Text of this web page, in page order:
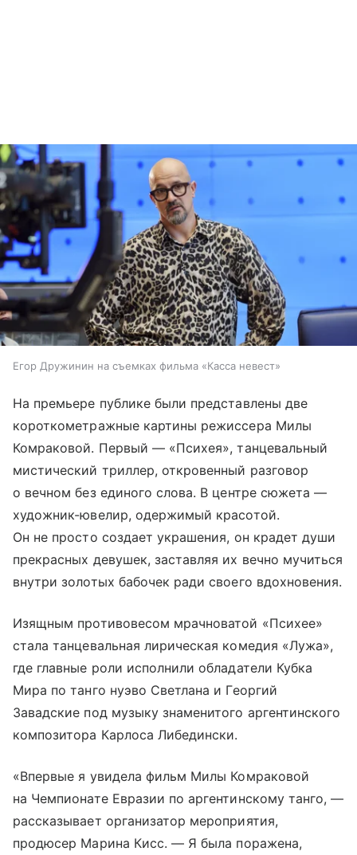
Егор Дружинин на съемках фильма «Касса невест»
На премьере публике были представлены две
короткометражные картины режиссера Милы
Комраковой. Первый — «Психея», танцевальный
мистический триллер, откровенный разговор
о вечном без единого слова. В центре сюжета —
художник-ювелир, одержимый красотой.
Он не просто создает украшения, он крадет души
прекрасных девушек, заставляя их вечно мучиться
внутри золотых бабочек ради своего вдохновения.
Изящным противовесом мрачноватой «Психее»
стала танцевальная лирическая комедия «Лужа»,
где главные роли исполнили обладатели Кубка
Мира по танго нуэво Светлана и Георгий
Завадские под музыку знаменитого аргентинского
композитора Карлоса Либедински.
«Впервые я увидела фильм Милы Комраковой
на Чемпионате Евразии по аргентинскому танго, —
рассказывает организатор мероприятия,
продюсер Марина Кисс. — Я была поражена,